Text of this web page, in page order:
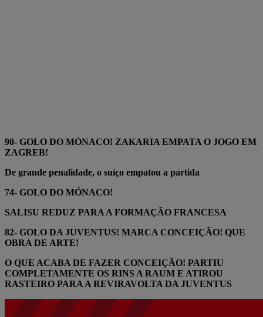
90- GOLO DO MÓNACO! ZAKARIA EMPATA O JOGO EM
ZAGREB!
De grande penalidade, o suíço empatou a partida
74- GOLO DO MÓNACO!
SALISU REDUZ PARA A FORMAÇÃO FRANCESA
82- GOLO DA JUVENTUS! MARCA CONCEIÇÃO! QUE
OBRA DE ARTE!
O QUE ACABA DE FAZER CONCEIÇÃO! PARTIU
COMPLETAMENTE OS RINS A RAUM E ATIROU
RASTEIRO PARA A REVIRAVOLTA DA JUVENTUS